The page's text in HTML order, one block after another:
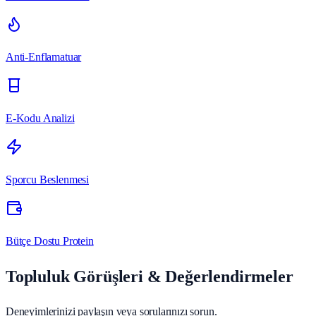
Anti-Enflamatuar
E-Kodu Analizi
Sporcu Beslenmesi
Bütçe Dostu Protein
Topluluk Görüşleri & Değerlendirmeler
Deneyimlerinizi paylaşın veya sorularınızı sorun.